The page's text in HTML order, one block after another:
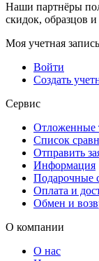
Наши партнёры
скидок, образцов и
Моя учетная запись
Войти
Создать
Сервис
Отложенные
Список
Отправить
Информация
Подарочные
Оплата и
Обмен и
О компании
О нас